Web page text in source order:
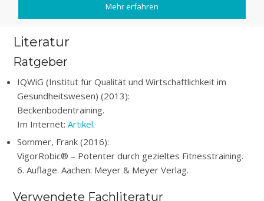
Mehr erfahren
Literatur
Ratgeber
IQWiG (Institut für Qualität und Wirtschaftlichkeit im
Gesundheitswesen) (2013):
Beckenbodentraining.
Im Internet: Artikel.
Sommer, Frank (2016):
VigorRobic® – Potenter durch gezieltes Fitnesstraining.
6. Auflage. Aachen: Meyer & Meyer Verlag.
Verwendete Fachliteratur